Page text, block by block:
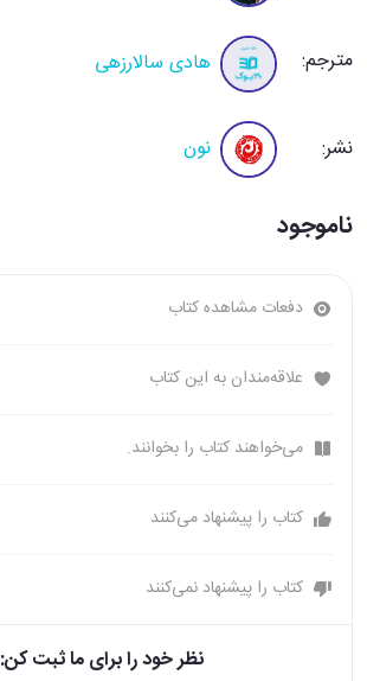
مترجم: هادی سالارزهی
نشر: نون
ناموجود
دفعات مشاهده کتاب
علاقه‌مندان به این کتاب
می‌خواهند کتاب را بخوانند.
کتاب را پیشنهاد می‌کنند
کتاب را پیشنهاد نمی‌کنند
نظر خود را برای ما ثبت کن: